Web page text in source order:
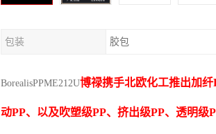
包装 胶包
BorealisPPME212U博禄携手北欧化工推出加纤
动PP、以及吹塑级PP、挤出级PP、透明级